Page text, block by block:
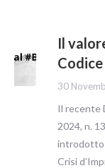
Il
30
Il recente
2024, n.
introdotto
Crisi